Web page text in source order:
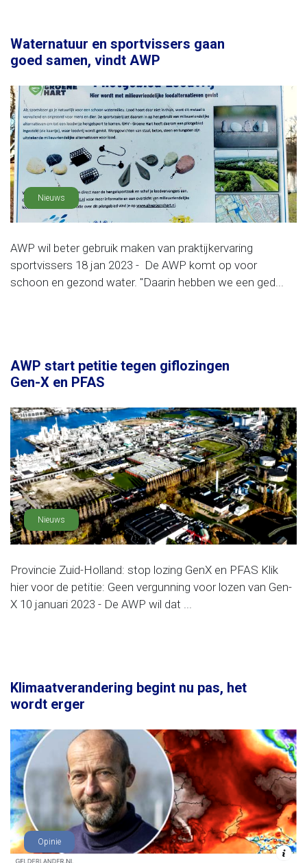
Waternatuur en sportvissers gaan
goed samen, vindt AWP
Nieuws
AWP wil beter gebruik maken van praktijkervaring
sportvissers 18 jan 2023 - De AWP komt op voor
schoon en gezond water. "Daarin hebben we een ged...
AWP start petitie tegen giflozingen
Gen-X en PFAS
Nieuws
Provincie Zuid-Holland: stop lozing GenX en PFAS Klik
hier voor de petitie: Geen vergunning voor lozen van Gen-
X 10 januari 2023 - De AWP wil dat ...
Klimaatverandering begint nu pas, het
wordt erger
Opinie